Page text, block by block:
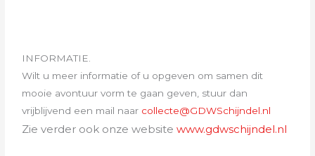
INFORMATIE.
Wilt u meer informatie of u opgeven om samen dit
mooie avontuur vorm te gaan geven, stuur dan
vrijblijvend een mail naar collecte@GDWSchijndel.nl
Zie verder ook onze websitewww.gdwschijndel.nl